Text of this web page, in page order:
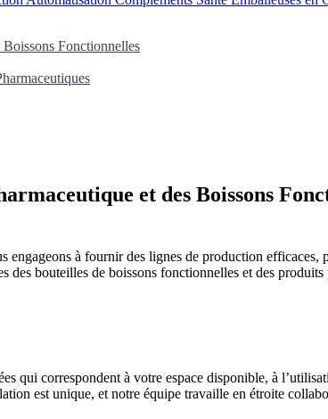
Fonctionnelles
et des Boissons
engageons à fournir des lignes de production
bouteilles de boissons fonctionnelles et des
qui correspondent à votre espace disponible, à
est unique, et notre équipe travaille en étroite